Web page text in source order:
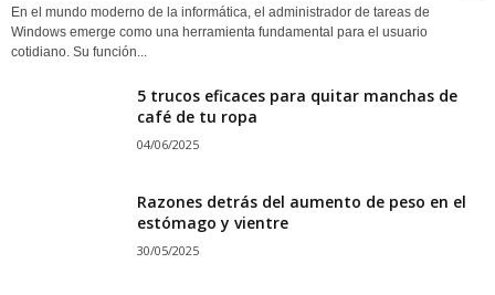
En el mundo moderno de la informática, el administrador de tareas de
Windows emerge como una herramienta fundamental para el usuario
cotidiano. Su función...
5 trucos eficaces para quitar manchas de
café de tu ropa
04/06/2025
Razones detrás del aumento de peso en el
estómago y vientre
30/05/2025